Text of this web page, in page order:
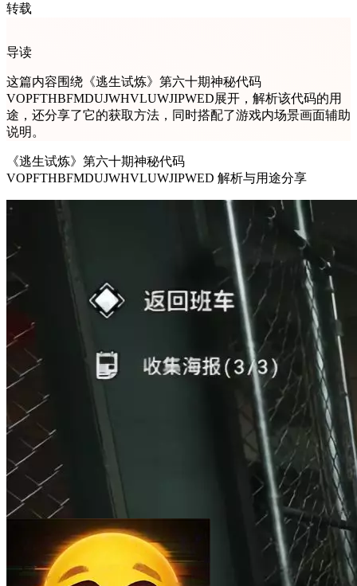
转载
导读
这篇内容围绕《逃生试炼》第六十期神秘代码
VOPFTHBFMDUJWHVLUWJIPWED展开，解析该代码的用
途，还分享了它的获取方法，同时搭配了游戏内场景画面辅助
说明。
《逃生试炼》第六十期神秘代码
VOPFTHBFMDUJWHVLUWJIPWED 解析与用途分享